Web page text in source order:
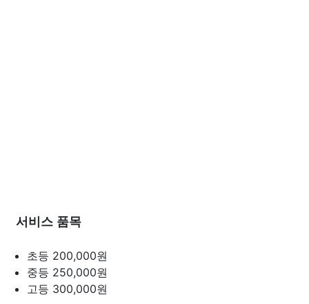
서비스 품목
초등 200,000원
중등 250,000원
고등 300,000원